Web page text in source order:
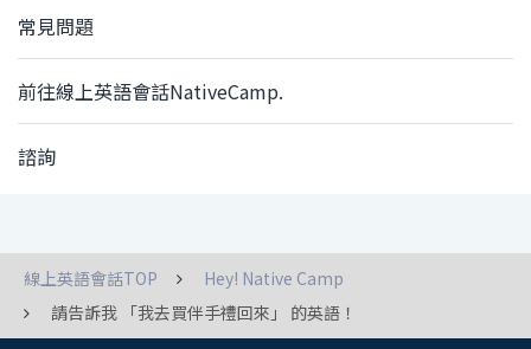
常見問題
前往線上英語會話NativeCamp.
諮詢
線上英語會話TOP
Hey! Native Camp
請告訴我 「我去買伴手禮回來」 的英語！